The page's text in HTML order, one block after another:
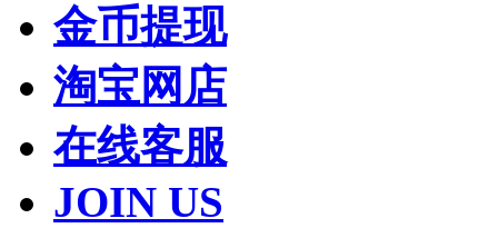
金币提现
淘宝网店
在线客服
JOIN US